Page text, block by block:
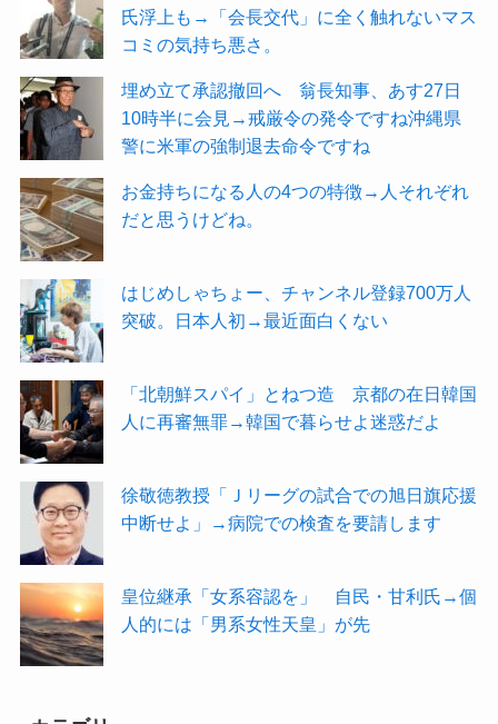
氏浮上も→「会長交代」に全く触れないマス
コミの気持ち悪さ。
埋め立て承認撤回へ 翁長知事、あす27日
10時半に会見→戒厳令の発令ですね沖縄県
警に米軍の強制退去命令ですね
お金持ちになる人の4つの特徴→人それぞれ
だと思うけどね。
はじめしゃちょー、チャンネル登録700万人
突破。日本人初→最近面白くない
「北朝鮮スパイ」とねつ造 京都の在日韓国
人に再審無罪→韓国で暮らせよ迷惑だよ
徐敬徳教授「Ｊリーグの試合での旭日旗応援
中断せよ」→病院での検査を要請します
皇位継承「女系容認を」 自民・甘利氏→個
人的には「男系女性天皇」が先